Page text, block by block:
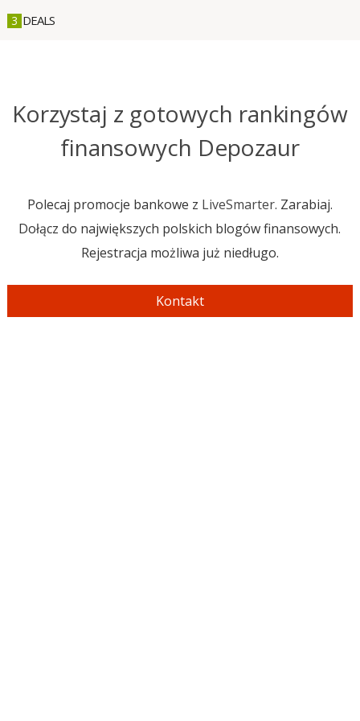
3 DEALS
Korzystaj z gotowych rankingów
finansowych Depozaur
Polecaj promocje bankowe z LiveSmarter. Zarabiaj.
Dołącz do największych polskich blogów finansowych.
Rejestracja możliwa już niedługo.
Kontakt